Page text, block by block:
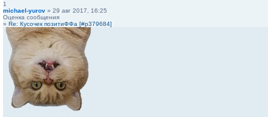
1
michael-yurov » 29 авг 2017, 16:25
Оценка сообщения
» Re: Кусочек позитиФФа [#p379684]